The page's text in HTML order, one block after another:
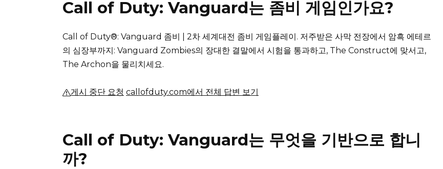
Call of Duty: Vanguard는 좀비 게임인가요?
Call of Duty®: Vanguard 좀비 | 2차 세계대전 좀비 게임플레이. 저주받은 사막 전장에서 암흑 에테르
의 심장부까지: Vanguard Zombies의 장대한 결말에서 시험을 통과하고, The Construct에 맞서고,
The Archon을 물리치세요.
게시 중단 요청 callofduty.com에서 전체 답변 보기
Call of Duty: Vanguard는 무엇을 기반으로 합니
까?